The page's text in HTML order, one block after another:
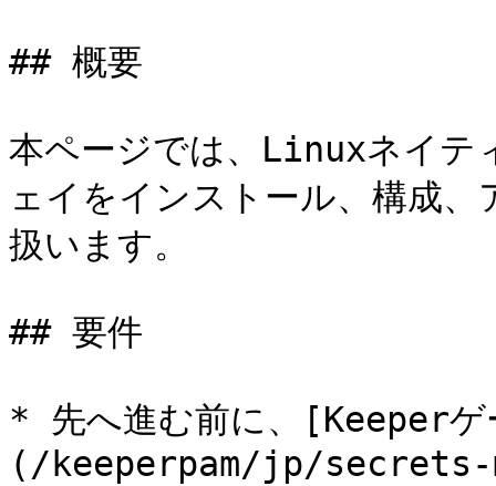
## 概要
本ページでは、Linuxネイテ
ェイをインストール、構成
扱います。
## 要件
* 先へ進む前に、[Keeperゲ
(/keeperpam/jp/